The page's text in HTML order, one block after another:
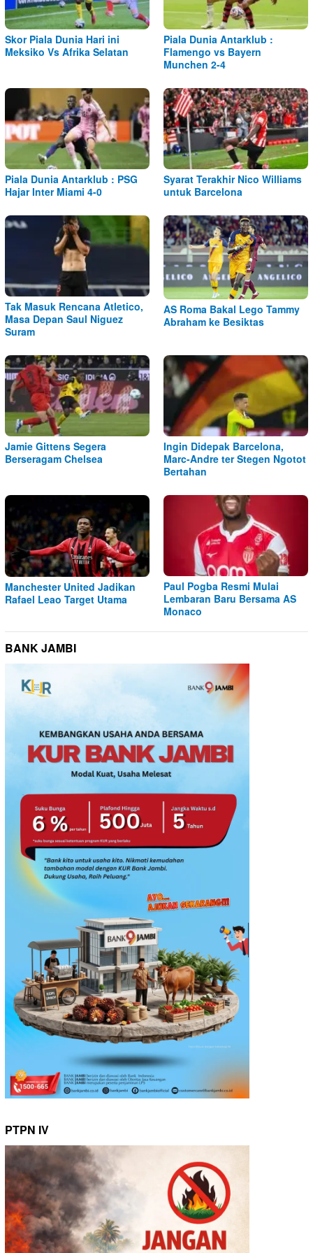
Skor Piala Dunia Hari ini
Meksiko Vs Afrika Selatan
Piala Dunia Antarklub :
Flamengo vs Bayern
Munchen 2-4
Piala Dunia Antarklub : PSG
Hajar Inter Miami 4-0
Syarat Terakhir Nico Williams
untuk Barcelona
Tak Masuk Rencana Atletico,
Masa Depan Saul Niguez
Suram
AS Roma Bakal Lego Tammy
Abraham ke Besiktas
Jamie Gittens Segera
Berseragam Chelsea
Ingin Didepak Barcelona,
Marc-Andre ter Stegen Ngotot
Bertahan
Manchester United Jadikan
Rafael Leao Target Utama
Paul Pogba Resmi Mulai
Lembaran Baru Bersama AS
Monaco
BANK JAMBI
PTPN IV